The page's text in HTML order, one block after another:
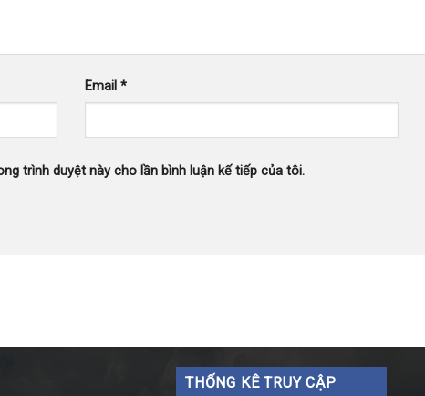
Email*
trình duyệt này cho lần bình luận kế tiếp của tôi.
THỐNG KÊ TRUY CẬP